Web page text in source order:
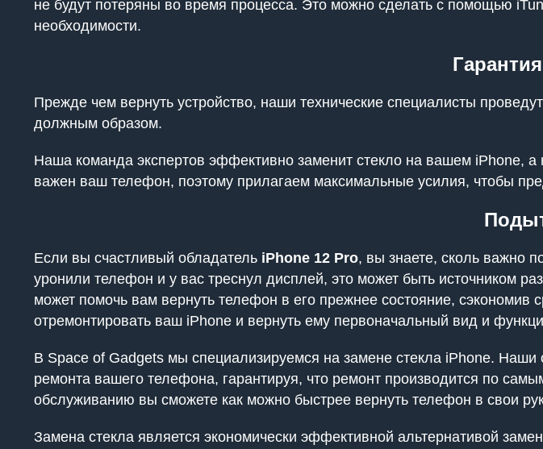
не будут потеряны во время процесса. Это можно сделать с помощью
необходимости.
Прежде чем вернуть устройство, наши технические специалисты
должным образом.
Наша команда экспертов эффективно заменит стекло на вашем iPhone,
важен ваш телефон, поэтому прилагаем максимальные усилия, чтобы
Если вы счастливый обладатель iPhone 12 Pro, вы знаете, сколь важно
уронили телефон и у вас треснул дисплей, это может быть источником
может помочь вам вернуть телефон в его прежнее состояние,
отремонтировать ваш iPhone и вернуть ему первоначальный вид и
В Space of Gadgets мы специализируемся на замене стекла iPhone.
ремонта вашего телефона, гарантируя, что ремонт производится по
обслуживанию вы сможете как можно быстрее вернуть телефон в свои
Замена стекла является экономически эффективной альтернативой